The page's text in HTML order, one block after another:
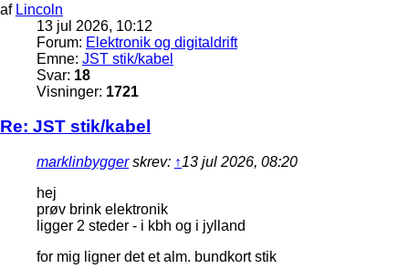
af Lincoln
13 jul 2026, 10:12
Forum: Elektronik og digitaldrift
Emne: JST stik/kabel
Svar: 18
Visninger: 1721
Re: JST stik/kabel
marklinbyggerskrev: ↑13 jul 2026, 08:20
hej
prøv brink elektronik
ligger 2 steder - i kbh og i jylland
for mig ligner det et alm. bundkort stik